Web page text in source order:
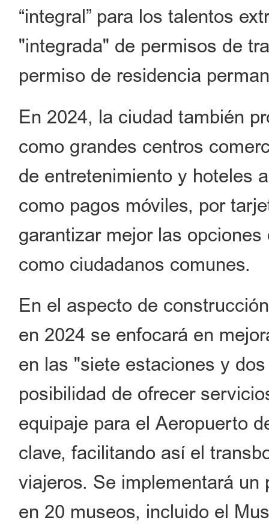
“integral” para los talentos
"integrada" de permisos de
permiso de residencia
En 2024, la ciudad también
como grandes centros
de entretenimiento y hoteles
como pagos móviles, por
garantizar mejor las
como ciudadanos comunes.
En el aspecto de
en 2024 se enfocará en
en las "siete estaciones y
posibilidad de ofrecer
equipaje para el Aeropuerto
clave, facilitando así el
viajeros. Se implementará
en 20 museos, incluido el